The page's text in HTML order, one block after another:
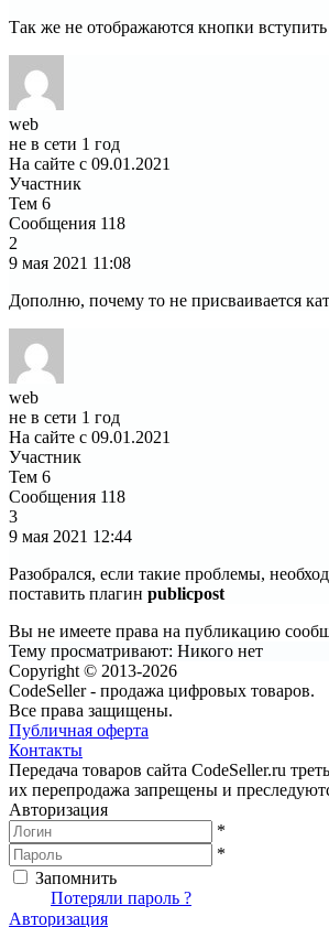
Так же не отображаются кнопки вступить
web
не в сети 1 год
На сайте с 09.01.2021
Участник
Тем 6
Сообщения 118
2
9 мая 2021 11:08
Дополню, почему то не присваивается
web
не в сети 1 год
На сайте с 09.01.2021
Участник
Тем 6
Сообщения 118
3
9 мая 2021 12:44
Разобрался, если такие проблемы,
поставить плагин publicpost
Вы не имеете права на публикацию
Тему просматривают: Никого нет
Copyright © 2013-2026
CodeSeller - продажа цифровых товаров.
Все права защищены.
Публичная оферта
Контакты
Передача товаров сайта CodeSeller.ru
их перепродажа запрещены и
Авторизация
*
*
Запомнить
Потеряли пароль ?
Авторизация